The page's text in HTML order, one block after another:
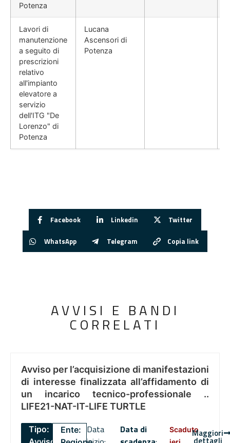
Potenza
Lavori di
manutenzione
a seguito di
prescrizioni
relativo
all'impianto
elevatore a
servizio
dell'ITG "De
Lorenzo" di
Potenza
Lucana
Ascensori di
Potenza
Facebook Linkedin Twitter
WhatsApp Telegram Copia link
AVVISI E BANDI
CORRELATI
Avviso per l’acquisizione di manifestazioni
di interesse finalizzata all’affidamento di
un incarico tecnico-professionale ..
LIFE21-NAT-IT-LIFE TURTLE
Tipo:
Ente:
Data
Data di
ScadutoMaggiori